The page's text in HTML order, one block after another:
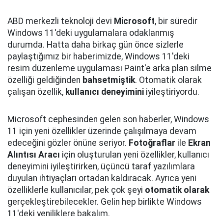
ABD merkezli teknoloji devi Microsoft, bir süredir
Windows 11'deki uygulamalara odaklanmış
durumda. Hatta daha birkaç gün önce sizlerle
paylaştığımız bir haberimizde, Windows 11'deki
resim düzenleme uygulaması Paint'e arka plan silme
özelliği geldiğinden bahsetmiştik. Otomatik olarak
çalışan özellik, kullanıcı deneyimini iyileştiriyordu.
Microsoft cephesinden gelen son haberler, Windows
11 için yeni özellikler üzerinde çalışılmaya devam
edeceğini gözler önüne seriyor. Fotoğraflar ile Ekran
Alıntısı Aracı için oluşturulan yeni özellikler, kullanıcı
deneyimini iyileştirirken, üçüncü taraf yazılımlara
duyulan ihtiyaçları ortadan kaldıracak. Ayrıca yeni
özelliklerle kullanıcılar, pek çok şeyi otomatik olarak
gerçekleştirebilecekler. Gelin hep birlikte Windows
11'deki yeniliklere bakalım.